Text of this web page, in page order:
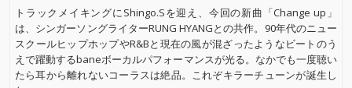
トラックメイキングにShingo.Sを迎え、今回の新曲「Change up」
は、シンガーソングライターRUNG HYANGとの共作。90年代のニュー
スクールヒップホップやR&Bと現在の風が混ざったようなビートのう
えで躍動するbaneボーカルパフォーマンスが光る。なかでも一度聴い
たら耳から離れないコーラスは絶品。これぞキラーチューンが誕生し